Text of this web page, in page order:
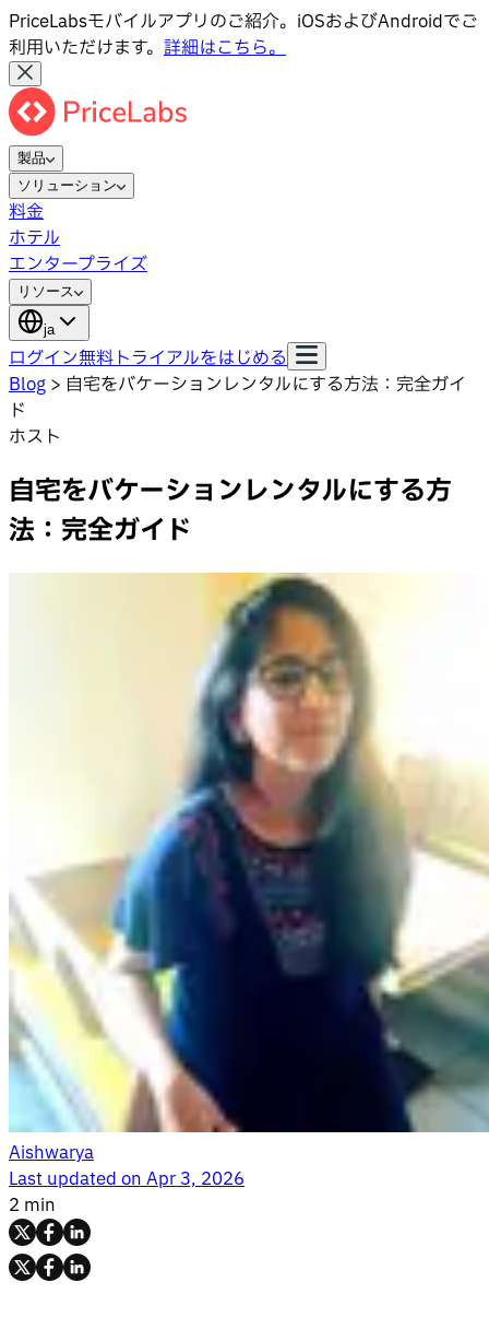
PriceLabsモバイルアプリのご紹介。iOSおよびAndroidでご
利用いただけます。 詳細はこちら。
製品
ソリューション
料金
ホテル
エンタープライズ
リソース
ja
ログイン無料トライアルをはじめる
Blog > 自宅をバケーションレンタルにする方法：完全ガイ
ド
ホスト
自宅をバケーションレンタルにする方
法：完全ガイド
Aishwarya
Last updated onApr 3, 2026
2 min